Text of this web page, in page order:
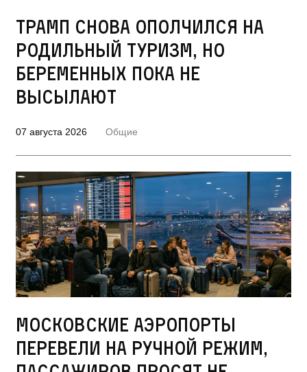
Трамп снова ополчился на
родильный туризм, но
беременных пока не
высылают
07 августа 2026 Общие
Московские аэропорты
перевели на ручной режим,